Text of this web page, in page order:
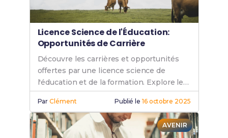
Licence Science de l'Éducation:
Opportunités de Carrière
Découvre les carrières et opportunités
offertes par une licence science de
l'éducation et de la formation. Explore les
métiers en pédagogie et éducation.
ParClément Publié le 16 octobre 2025
AVENIR